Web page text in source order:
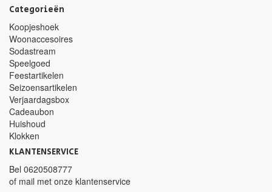
Categorieën
Koopjeshoek
Woonaccesoires
Sodastream
Speelgoed
Feestartikelen
Seizoensartikelen
Verjaardagsbox
Cadeaubon
Huishoud
Klokken
KLANTENSERVICE
Bel 0620508777
of mail met onze klantenservice